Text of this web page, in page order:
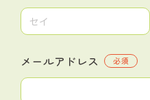
メールアドレス 必須